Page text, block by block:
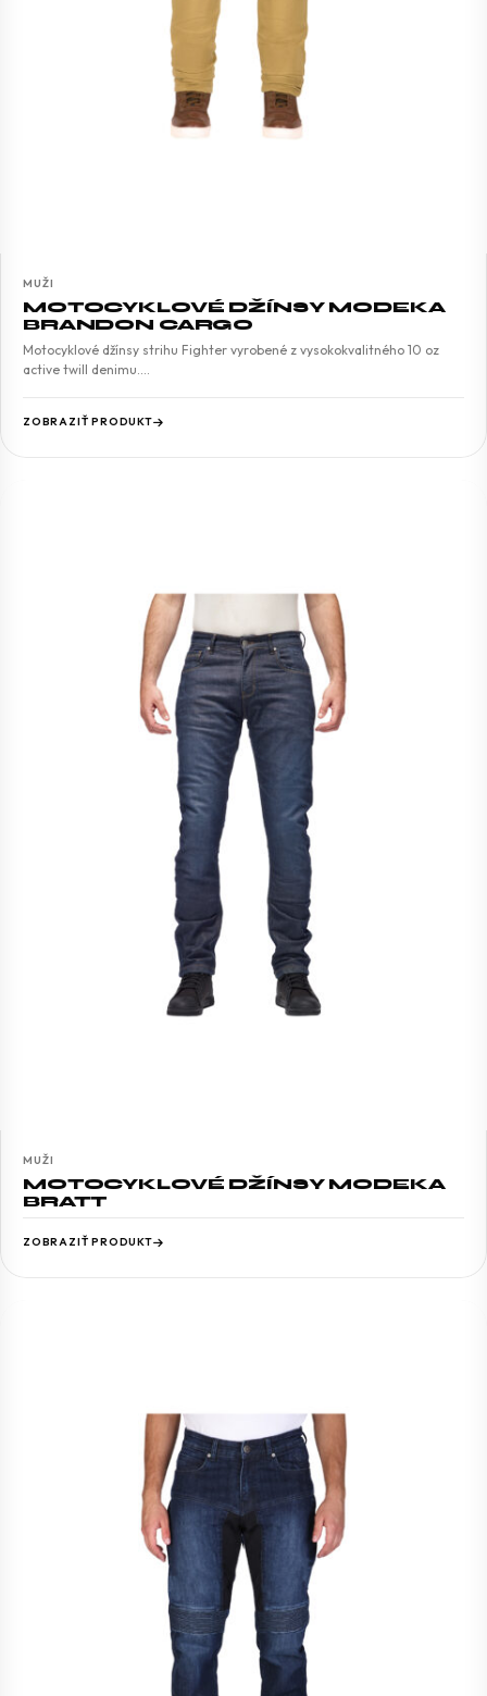
MUŽI
MOTOCYKLOVÉ DŽÍNSY MODEKA
BRANDON CARGO
Motocyklové džínsy strihu Fighter vyrobené z vysokokvalitného 10 oz
active twill denimu.…
ZOBRAZIŤ PRODUKT
MUŽI
MOTOCYKLOVÉ DŽÍNSY MODEKA
BRATT
ZOBRAZIŤ PRODUKT